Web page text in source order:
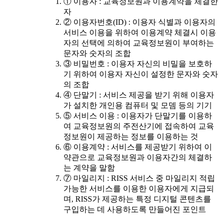
자
② 이용자번호(ID) : 이용자 식별과 이용자의
서비스 이용을 위하여 이용계약 체결시 이용
자의 선택에 의하여 교육정보원이 부여하는
문자와 숫자의 조합
③ 비밀번호 : 이용자 자신의 비밀을 보호하
기 위하여 이용자 자신이 설정한 문자와 숫자
의 조합
④ 단말기 : 서비스 제공을 받기 위해 이용자
가 설치한 개인용 컴퓨터 및 모뎀 등의 기기
⑤ 서비스 이용 : 이용자가 단말기를 이용하
여 교육정보원의 주전산기에 접속하여 교육
정보원이 제공하는 정보를 이용하는 것
⑥ 이용계약 : 서비스를 제공받기 위하여 이
약관으로 교육정보원과 이용자간의 체결하
는 계약을 말함
⑦ 마일리지 : RISS 서비스 중 마일리지 적립
가능한 서비스를 이용한 이용자에게 지급되
며, RISS가 제공하는 특정 디지털 콘텐츠를
구입하는 데 사용하도록 만들어진 포인트